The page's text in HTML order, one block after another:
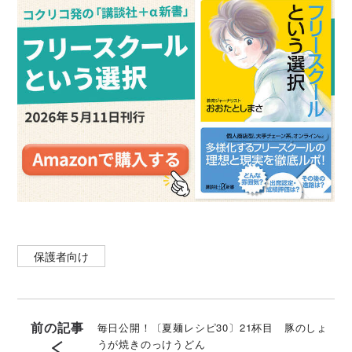
得意なのは“簡単で美味しい家庭料理”。
保護者向け
前の記事
毎日公開！〔夏麺レシピ30〕21杯目 豚のしょ
うが焼きのっけうどん